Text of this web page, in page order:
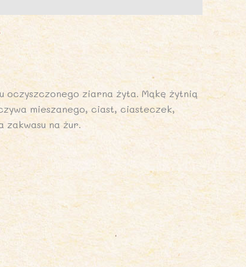
oczyszczonego ziarna żyta. Mąkę żytnią
mieszanego, ciast, ciasteczek,
na żur.